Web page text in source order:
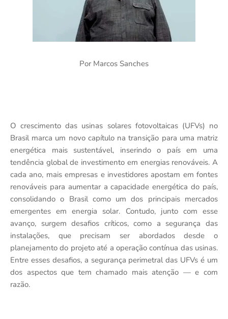
Por Marcos Sanches
O crescimento das usinas solares fotovoltaicas (UFVs) no
Brasil marca um novo capítulo na transição para uma matriz
energética mais sustentável, inserindo o país em uma
tendência global de investimento em energias renováveis. A
cada ano, mais empresas e investidores apostam em fontes
renováveis para aumentar a capacidade energética do país,
consolidando o Brasil como um dos principais mercados
emergentes em energia solar. Contudo, junto com esse
avanço, surgem desafios críticos, como a segurança das
instalações, que precisam ser abordados desde o
planejamento do projeto até a operação contínua das usinas.
Entre esses desafios, a segurança perimetral das UFVs é um
dos aspectos que tem chamado mais atenção — e com
razão.